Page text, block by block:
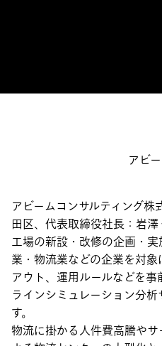
アビ
アビームコンサルティング
田区、代表取締役社長：岩
工場の新設・改修の企画・
業・物流業などの企業を対
アウト、運用ルールなどを
ラインシミュレーション分
す。
物流に掛かる人件費高騰や